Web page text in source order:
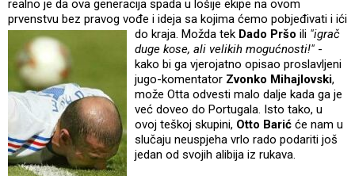
realno je da ova generacija spada u lošije ekipe na ovom
prvenstvu bez pravog vođe i ideja sa kojima ćemo pobjeđivati i ići
do kraja. Možda tek Dado Pršo ili "igrač
duge kose, ali velikih mogućnosti!" -
kako bi ga vjerojatno opisao proslavljeni
jugo-komentator Zvonko Mihajlovski,
može Otta odvesti malo dalje kada ga je
već doveo do Portugala. Isto tako, u
ovoj teškoj skupini, Otto Barić će nam u
slučaju neuspjeha vrlo rado podariti još
jedan od svojih alibija iz rukava.